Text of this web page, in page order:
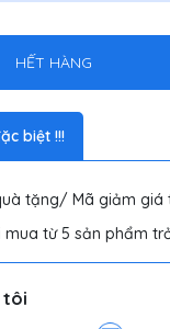
HẾT HÀNG
biệt !!!
tặng/ Mã giảm giá
mua từ 5 sản phẩm
tôi